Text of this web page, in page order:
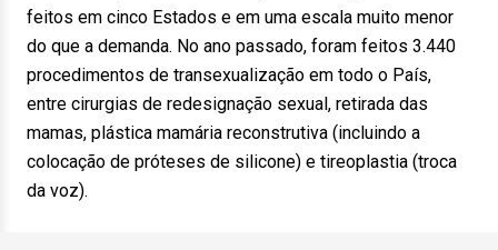
feitos em cinco Estados e em uma escala muito menor
do que a demanda. No ano passado, foram feitos 3.440
procedimentos de transexualização em todo o País,
entre cirurgias de redesignação sexual, retirada das
mamas, plástica mamária reconstrutiva (incluindo a
colocação de próteses de silicone) e tireoplastia (troca
da voz).